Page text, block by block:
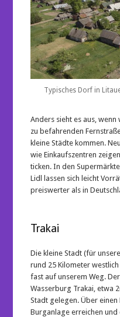
Typisches Dorf in
Anders sieht es aus,
zu befahrenden
kleine Städte kommen.
wie Einkaufszentren
ticken. In den
Lidl lassen sich leicht
preiswerter als in
Trakai
Die kleine Stadt (für
rund 25 Kilometer
fast auf unserem Weg.
Wasserburg Trakai, etwa
Stadt gelegen. Über
Burganlage erreichen